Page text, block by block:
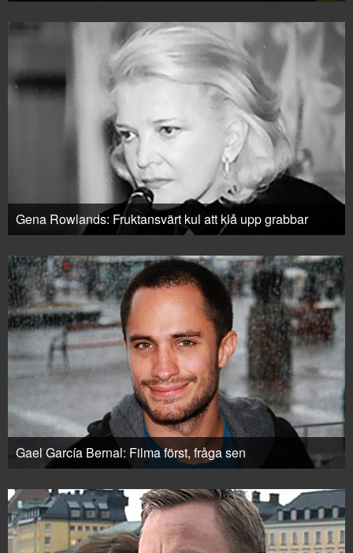
Gena Rowlands: Fruktansvärt kul att klå upp grabbar
Gael García Bernal: Filma först, fråga sen